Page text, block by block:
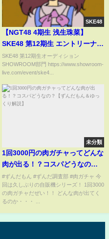
SKE48
【NGT48 4期生 浅生珠菜】
SKE48 第12期生 エントリーナン
バー13番 2023年07月24日18時
09分06秒
SKE48 第12期生オーディション
SHOWROOM部門 https://www.showroom-
live.com/event/ske4...
未分類
1回3000円の肉ガチャってどんな
肉が出る！？コスパどうなの？
【ずんだもん＆ゆっくり解説】
#ずんだもん #ずんだ調査部 #肉ガチャ 今
回は久しぶりの自販機シリーズ！ 1回3000
の肉ガチャだぜい！！ どんな肉が出てく
るのか・・・ ...